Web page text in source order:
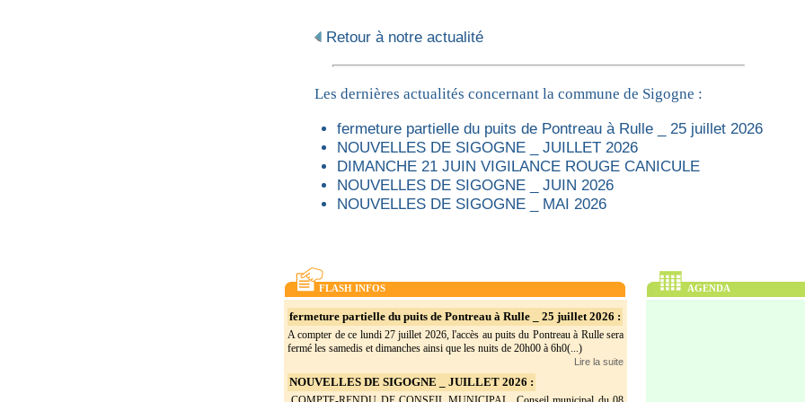
Retour à notre actualité
Les dernières actualités concernant la commune de Sigogne :
fermeture partielle du puits de Pontreau à Rulle _ 25 juillet 2026
NOUVELLES DE SIGOGNE _ JUILLET 2026
DIMANCHE 21 JUIN VIGILANCE ROUGE CANICULE
NOUVELLES DE SIGOGNE _ JUIN 2026
NOUVELLES DE SIGOGNE _ MAI 2026
FLASH INFOS AGENDA
fermeture partielle du puits de Pontreau à Rulle _ 25 juillet 2026 :
A compter de ce lundi 27 juillet 2026, l'accès au puits du Pontreau à Rulle sera
fermé les samedis et dimanches ainsi que les nuits de 20h00 à 6h0(...)
Lire la suite
NOUVELLES DE SIGOGNE _ JUILLET 2026 :